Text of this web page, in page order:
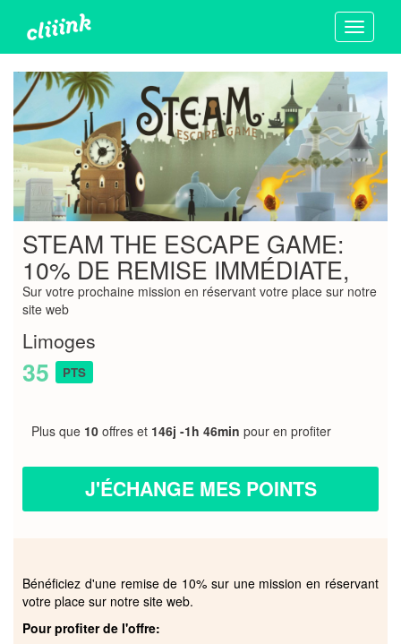
Toggle
STEAM THE ESCAPE GAME:
10% DE REMISE IMMÉDIATE,
Sur votre prochaine mission en réservant votre place sur notre
site web
Limoges
35 PTS
Plus que 10 offres et 146j -1h 46min pour en profiter
J'ÉCHANGE MES POINTS
Bénéficiez d'une remise de 10% sur une mission en réservant
votre place sur notre site web.
Pour profiter de l'offre: